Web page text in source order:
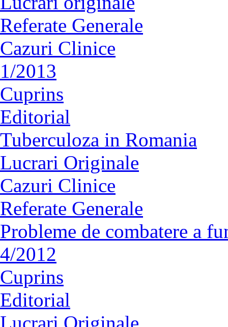
Referate Generale
Cazuri Clinice
1/2013
Cuprins
Editorial
Tuberculoza in Romania
Lucrari Originale
Cazuri Clinice
Referate Generale
Probleme de combatere a
4/2012
Cuprins
Editorial